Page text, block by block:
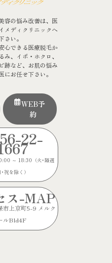
容の悩み改善は、医
メディクリニックへ
さい。
心できる医療脱毛か
み、イボ・ホクロ、
跡など、お肌の悩み
にお任せ下さい。
WEB予
約
22-
～ 18:30（火･隔週
･祝を除く）
ス-MAP
市上京町5-9 メルク
ルBld4F